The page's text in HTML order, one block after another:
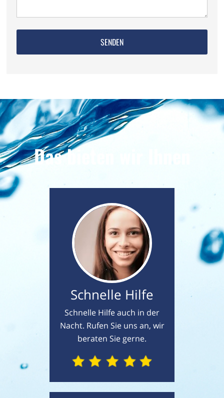
Das bieten wir Ihnen
Schnelle Hilfe
Schnelle Hilfe auch in der
Nacht. Rufen Sie uns an, wir
beraten Sie gerne.